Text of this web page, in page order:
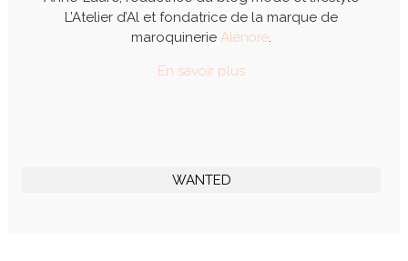
L’Atelier d’Al et fondatrice de la marque de
maroquinerie Alénore.
En savoir plus
WANTED